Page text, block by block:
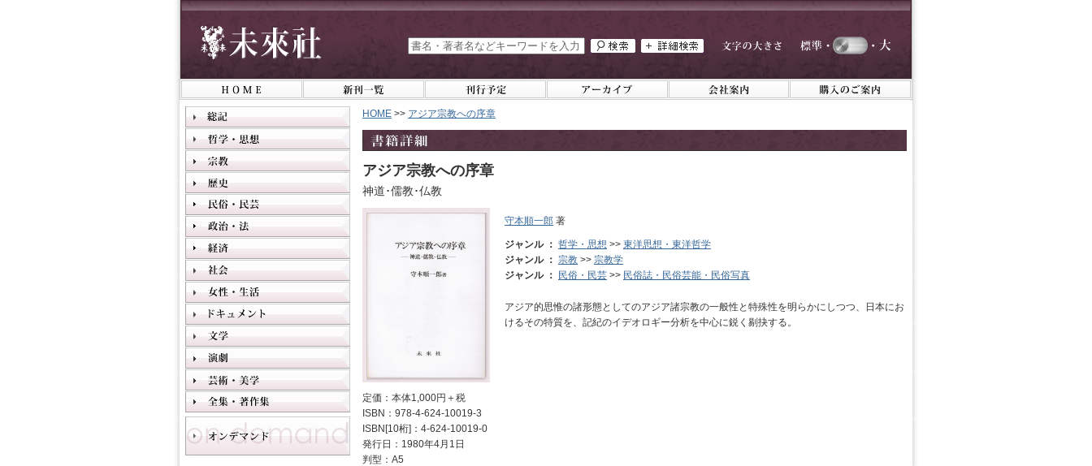
HOME >> アジア宗教への序章
アジア宗教への序章
神道･儒教･仏教
定価：本体1,000円＋税
ISBN：978-4-624-10019-3
ISBN[10桁]：4-624-10019-0
発行日：1980年4月1日
判型：A5
守本順一郎 著
ジャンル ： 哲学・思想 >> 東洋思想・東洋哲学
ジャンル ： 宗教 >> 宗教学
ジャンル ：
民俗・民芸 >> 民俗誌・民俗芸能・民俗写真
アジア的思惟の諸形態としてのアジア諸宗教の一般性と特殊性を明らかにしつつ、日本にお
けるその特質を、記紀のイデオロギー分析を中心に鋭く剔抉する。